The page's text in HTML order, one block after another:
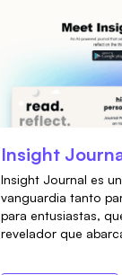
Insight
Insight Journal es
vanguardia tanto
para entusiastas,
revelador que